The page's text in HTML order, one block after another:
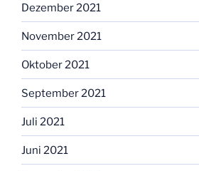
Dezember 2021
November 2021
Oktober 2021
September 2021
Juli 2021
Juni 2021